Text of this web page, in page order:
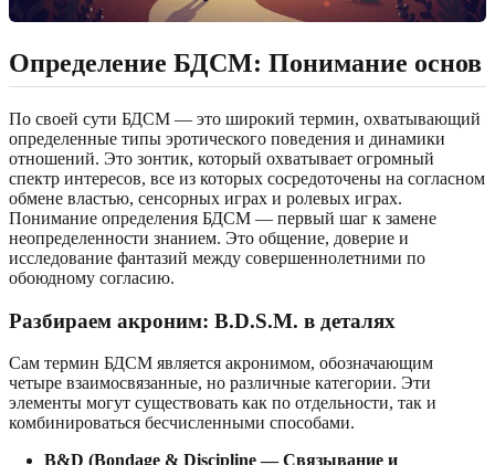
Определение БДСМ: Понимание основ
По своей сути БДСМ — это широкий термин, охватывающий
определенные типы эротического поведения и динамики
отношений. Это зонтик, который охватывает огромный
спектр интересов, все из которых сосредоточены на согласном
обмене властью, сенсорных играх и ролевых играх.
Понимание определения БДСМ — первый шаг к замене
неопределенности знанием. Это общение, доверие и
исследование фантазий между совершеннолетними по
обоюдному согласию.
Разбираем акроним: B.D.S.M. в деталях
Сам термин БДСМ является акронимом, обозначающим
четыре взаимосвязанные, но различные категории. Эти
элементы могут существовать как по отдельности, так и
комбинироваться бесчисленными способами.
B&D (Bondage & Discipline — Связывание и